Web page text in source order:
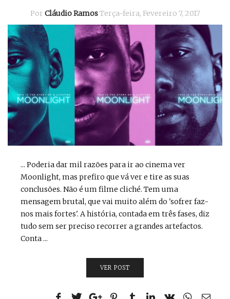
Por Cláudio RamosTerça-feira, Fevereiro 7, 2017
... Poderia dar mil razões para ir ao cinema ver
Moonlight, mas prefiro que vá ver e tire as suas
conclusões. Não é um filme cliché. Tem uma
mensagem brutal, que vai muito além do 'sofrer faz-
nos mais fortes'. A história, contada em três fases, diz
tudo sem ser preciso recorrer a grandes artefactos.
Conta ...
VER POST